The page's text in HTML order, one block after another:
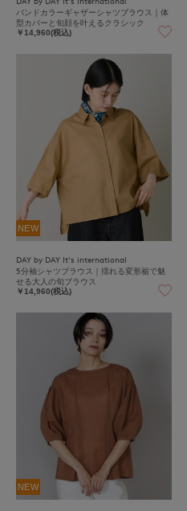
バンドカラーギャザーシャツブラウス｜体
型カバーと旬顔を叶えるクラシック
￥14,960(税込)
NEW
DAY by DAY It's international
5分袖シャツブラウス｜揺れる変形裾で魅
せる大人の旬ブラウス
￥14,960(税込)
NEW